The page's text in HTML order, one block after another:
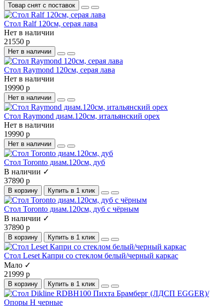
Товар снят с поставок
Стол Ralf 120см, серая лава
Нет в наличии
21550 р
Нет в наличии
Стол Raymond 120см, серая лава
Нет в наличии
19990 р
Нет в наличии
Стол Raymond диам.120см, итальянский орех
Нет в наличии
19990 р
Нет в наличии
Стол Toronto диам.120см, дуб
В наличии ✓
37890 р
В корзину Купить в 1 клик
Стол Toronto диам.120см, дуб c чёрным
В наличии ✓
37890 р
В корзину Купить в 1 клик
Стол Leset Капри со стеклом белый/черный каркас
Мало ✓
21999 р
В корзину Купить в 1 клик